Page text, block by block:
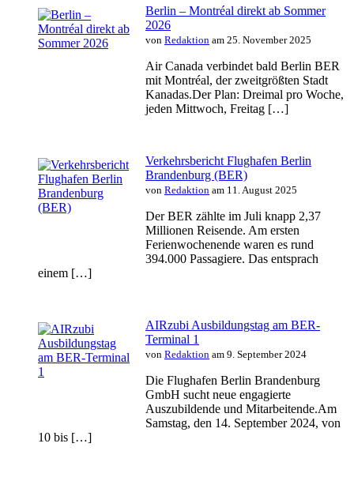
Berlin – Montréal direkt ab Sommer
2026
von Redaktion am 25. November 2025
Air Canada verbindet bald Berlin BER
mit Montréal, der zweitgrößten Stadt
Kanadas.Der Plan: Dreimal pro Woche,
jeden Mittwoch, Freitag […]
Verkehrsbericht Flughafen Berlin
Brandenburg (BER)
von Redaktion am 11. August 2025
Der BER zählte im Juli knapp 2,37
Millionen Reisende. Am ersten
Ferienwochenende waren es rund
394.000 Passagiere. Das entsprach
einem […]
AIRzubi Ausbildungstag am BER-
Terminal 1
von Redaktion am 9. September 2024
Die Flughafen Berlin Brandenburg
GmbH sucht neue engagierte
Auszubildende und Mitarbeitende.Am
Samstag, den 14. September 2024, von
10 bis […]